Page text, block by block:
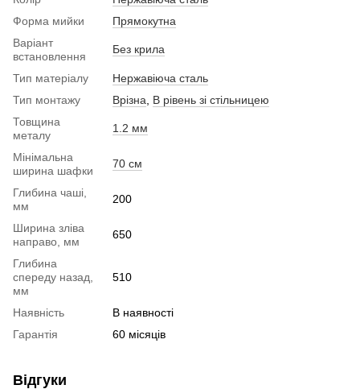
Форма мийки
Прямокутна
Варіант
встановлення
Без крила
Тип матеріалу
Нержавіюча сталь
Тип монтажу
Врізна
В рівень зі стільницею
Товщина
металу
1.2 мм
Мінімальна
ширина шафки
70 см
Глибина чаші,
мм
200
Ширина зліва
направо, мм
650
Глибина
спереду назад,
мм
510
Наявність
В наявності
Гарантія
60 місяців
Відгуки